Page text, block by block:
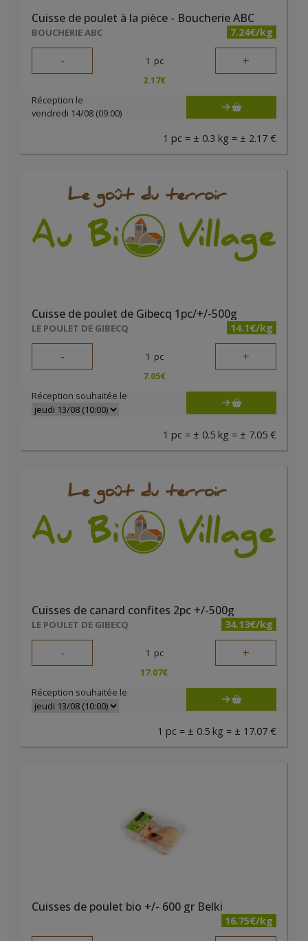
Cuisse de poulet à la pièce - Boucherie ABC
BOUCHERIE ABC 7.24€/kg
- 1 pc +
2.17€
Réception le
vendredi 14/08 (09:00)
1 pc = ± 0.3 kg = ± 2.17 €
Cuisse de poulet de Gibecq 1pc/+/-500g
LE POULET DE GIBECQ 14.1€/kg
- 1 pc +
7.05€
Réception souhaitée le
1 pc = ± 0.5 kg = ± 7.05 €
Cuisses de canard confites 2pc +/-500g
LE POULET DE GIBECQ 34.13€/kg
- 1 pc +
17.07€
Réception souhaitée le
1 pc = ± 0.5 kg = ± 17.07 €
Cuisses de poulet bio +/- 600 gr Belki
16.75€/kg